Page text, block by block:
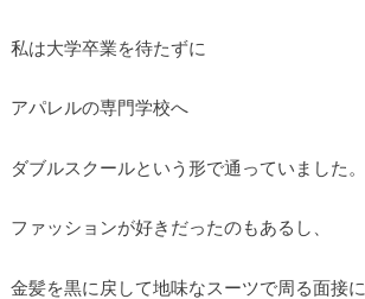
私は大学卒業を待たずに
アパレルの専門学校へ
ダブルスクールという形で通っていました。
ファッションが好きだったのもあるし、
金髪を黒に戻して地味なスーツで周る面接に